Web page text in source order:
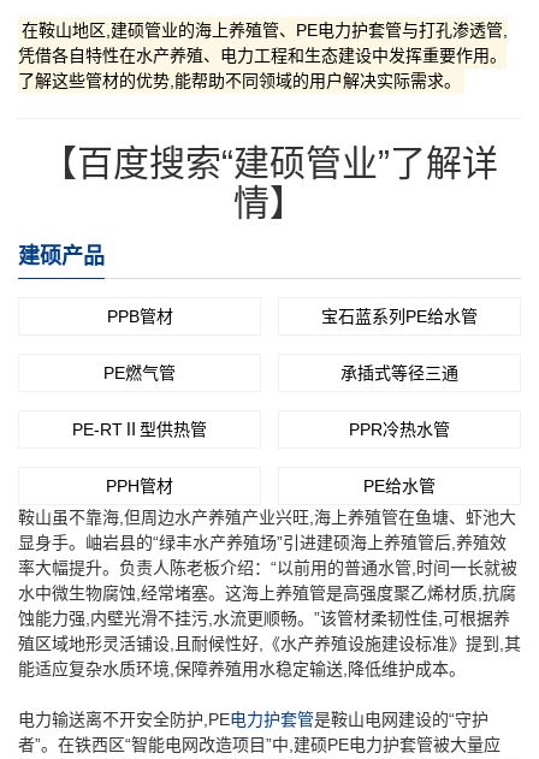
在鞍山地区,建硕管业的海上养殖管、PE电力护套管与打孔渗透管,
凭借各自特性在水产养殖、电力工程和生态建设中发挥重要作用。
了解这些管材的优势,能帮助不同领域的用户解决实际需求。
【百度搜索“建硕管业”了解详
情】
建硕产品
PPB管材 宝石蓝系列PE给水管
PE燃气管 承插式等径三通
PE-RTⅡ型供热管 PPR冷热水管
PPH管材
PE给水管
鞍山虽不靠海,但周边水产养殖产业兴旺,海上养殖管在鱼塘、虾池大
显身手。岫岩县的“绿丰水产养殖场”引进建硕海上养殖管后,养殖效
率大幅提升。负责人陈老板介绍：“以前用的普通水管,时间一长就被
水中微生物腐蚀,经常堵塞。这海上养殖管是高强度聚乙烯材质,抗腐
蚀能力强,内壁光滑不挂污,水流更顺畅。”该管材柔韧性佳,可根据养
殖区域地形灵活铺设,且耐候性好,《水产养殖设施建设标准》提到,其
能适应复杂水质环境,保障养殖用水稳定输送,降低维护成本。
电力输送离不开安全防护,PE电力护套管是鞍山电网建设的“守护
者”。在铁西区“智能电网改造项目”中,建硕PE电力护套管被大量应